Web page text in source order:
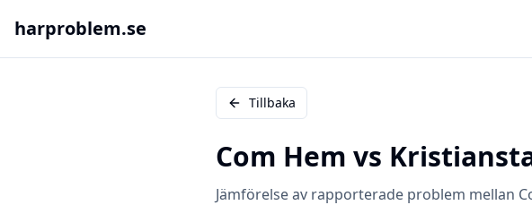
harproblem.se
Tillbaka
Com Hem vs
Jämförelse av rapporterade problem mellan